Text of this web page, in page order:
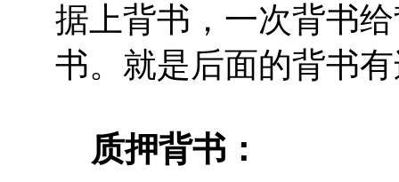
据上背书，一次背书
书。就是后面的背书
质押背书：